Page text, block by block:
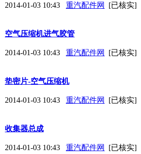
2014-01-03 10:43 重汽配件网 [已核实]
空气压缩机进气胶管
2014-01-03 10:43 重汽配件网 [已核实]
垫密片-空气压缩机
2014-01-03 10:43 重汽配件网 [已核实]
收集器总成
2014-01-03 10:43 重汽配件网 [已核实]